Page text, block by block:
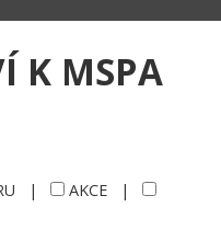
K MSPA
| AKCE |